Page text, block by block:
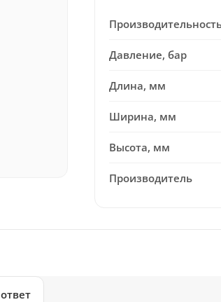
Давление, бар
Длина, мм
Ширина, мм
Высота, мм
Производитель